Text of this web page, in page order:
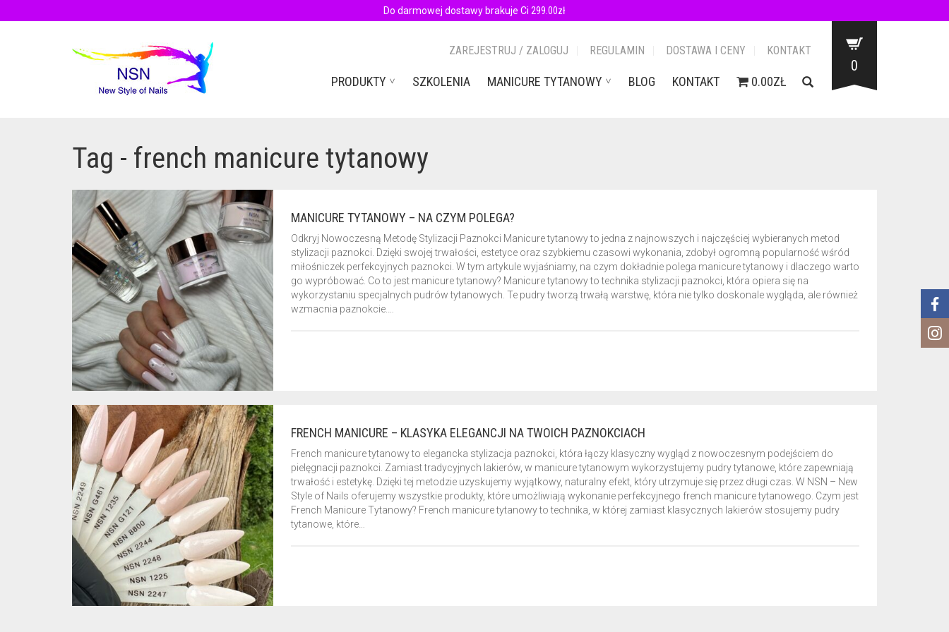
Do darmowej dostawy brakuje Ci 299.00zł
ZAREJESTRUJ / ZALOGUJ REGULAMIN DOSTAWA I CENY KONTAKT
PRODUKTY SZKOLENIA MANICURE TYTANOWY BLOG KONTAKT 0.00ZŁ
0
Tag - french manicure tytanowy
MANICURE TYTANOWY – NA CZYM POLEGA?
Odkryj Nowoczesną Metodę Stylizacji Paznokci Manicure tytanowy to jedna z najnowszych i najczęściej wybieranych metod
stylizacji paznokci. Dzięki swojej trwałości, estetyce oraz szybkiemu czasowi wykonania, zdobył ogromną popularność wśród
miłośniczek perfekcyjnych paznokci. W tym artykule wyjaśniamy, na czym dokładnie polega manicure tytanowy i dlaczego warto
go wypróbować. Co to jest manicure tytanowy? Manicure tytanowy to technika stylizacji paznokci, która opiera się na
wykorzystaniu specjalnych pudrów tytanowych. Te pudry tworzą trwałą warstwę, która nie tylko doskonale wygląda, ale również
wzmacnia paznokcie.…
FRENCH MANICURE – KLASYKA ELEGANCJI NA TWOICH PAZNOKCIACH
French manicure tytanowy to elegancka stylizacja paznokci, która łączy klasyczny wygląd z nowoczesnym podejściem do
pielęgnacji paznokci. Zamiast tradycyjnych lakierów, w manicure tytanowym wykorzystujemy pudry tytanowe, które zapewniają
trwałość i estetykę. Dzięki tej metodzie uzyskujemy wyjątkowy, naturalny efekt, który utrzymuje się przez długi czas. W NSN – New
Style of Nails oferujemy wszystkie produkty, które umożliwiają wykonanie perfekcyjnego french manicure tytanowego. Czym jest
French Manicure Tytanowy? French manicure tytanowy to technika, w której zamiast klasycznych lakierów stosujemy pudry
tytanowe, które…